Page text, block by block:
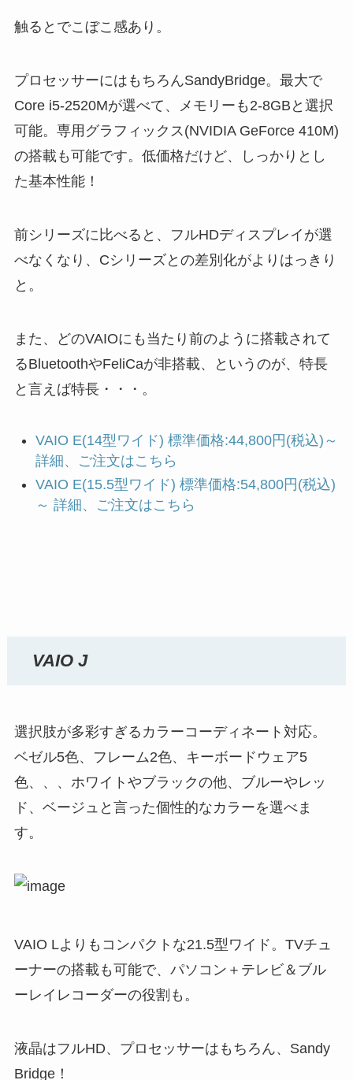
触るとでこぼこ感あり。
プロセッサーにはもちろんSandyBridge。最大で
Core i5-2520Mが選べて、メモリーも2-8GBと選択
可能。専用グラフィックス(NVIDIA GeForce 410M)
の搭載も可能です。低価格だけど、しっかりとし
た基本性能！
前シリーズに比べると、フルHDディスプレイが選
べなくなり、Cシリーズとの差別化がよりはっきり
と。
また、どのVAIOにも当たり前のように搭載されて
るBluetoothやFeliCaが非搭載、というのが、特長
と言えば特長・・・。
VAIO E(14型ワイド) 標準価格:44,800円(税込)～
詳細、ご注文はこちら
VAIO E(15.5型ワイド) 標準価格:54,800円(税込)
～ 詳細、ご注文はこちら
VAIO J
選択肢が多彩すぎるカラーコーディネート対応。
ベゼル5色、フレーム2色、キーボードウェア5
色、、、ホワイトやブラックの他、ブルーやレッ
ド、ベージュと言った個性的なカラーを選べま
す。
VAIO Lよりもコンパクトな21.5型ワイド。TVチュ
ーナーの搭載も可能で、パソコン＋テレビ＆ブル
ーレイレコーダーの役割も。
液晶はフルHD、プロセッサーはもちろん、Sandy
Bridge！